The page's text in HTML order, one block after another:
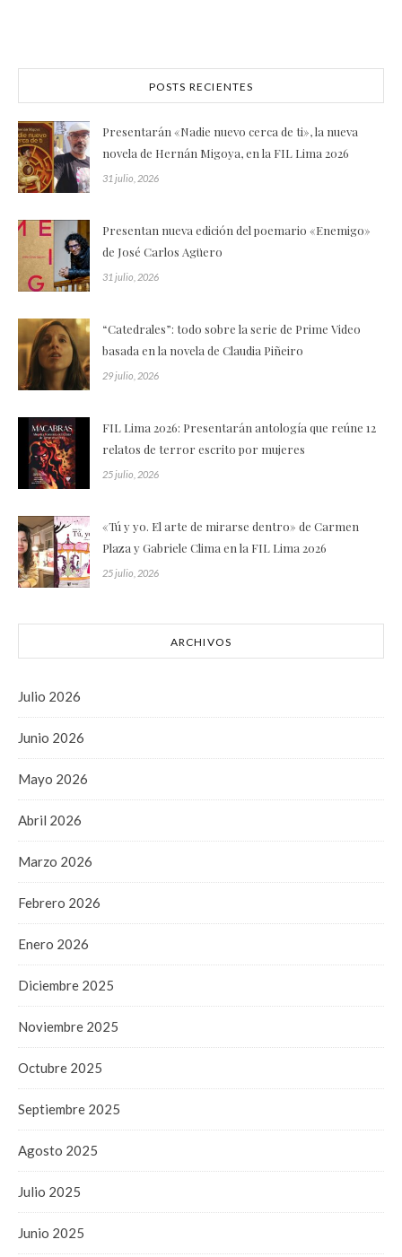
POSTS RECIENTES
Presentarán «Nadie nuevo cerca de ti», la nueva
novela de Hernán Migoya, en la FIL Lima 2026
31 julio, 2026
Presentan nueva edición del poemario «Enemigo»
de José Carlos Agüero
31 julio, 2026
“Catedrales”: todo sobre la serie de Prime Video
basada en la novela de Claudia Piñeiro
29 julio, 2026
FIL Lima 2026: Presentarán antología que reúne 12
relatos de terror escrito por mujeres
25 julio, 2026
«Tú y yo. El arte de mirarse dentro» de Carmen
Plaza y Gabriele Clima en la FIL Lima 2026
25 julio, 2026
ARCHIVOS
Julio 2026
Junio 2026
Mayo 2026
Abril 2026
Marzo 2026
Febrero 2026
Enero 2026
Diciembre 2025
Noviembre 2025
Octubre 2025
Septiembre 2025
Agosto 2025
Julio 2025
Junio 2025